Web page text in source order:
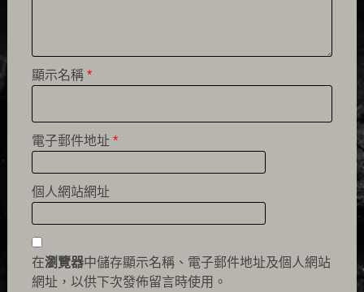
顯示名稱 *
電子郵件地址 *
個人網站網址
在瀏覽器中儲存顯示名稱、電子郵件地址及個人網站
網址，以供下次發佈留言時使用。